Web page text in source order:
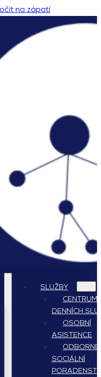
na zápatí
SLUŽBY
CENTRUM
DENNÍCH
OSOBNÍ
ASISTENCE
ODBORNÉ
SOCIÁLNÍ